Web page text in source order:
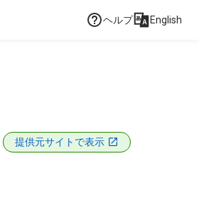
ヘルプ English
提供元サイトで表示